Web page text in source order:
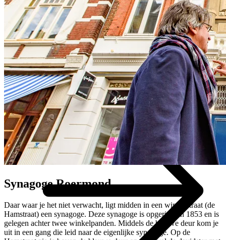
Synagoge Roermond
Daar waar je het niet verwacht, ligt midden in een winkelstraat (de
Hamstraat) een synagoge. Deze synagoge is opgericht in 1853 en is
gelegen achter twee winkelpanden. Middels de blauwe deur kom je
uit in een gang die leid naar de eigenlijke synagoge. Op de